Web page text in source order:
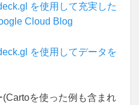
を使用して充実した
Cloud Blog
を使用してデータを
を使った例も含まれ